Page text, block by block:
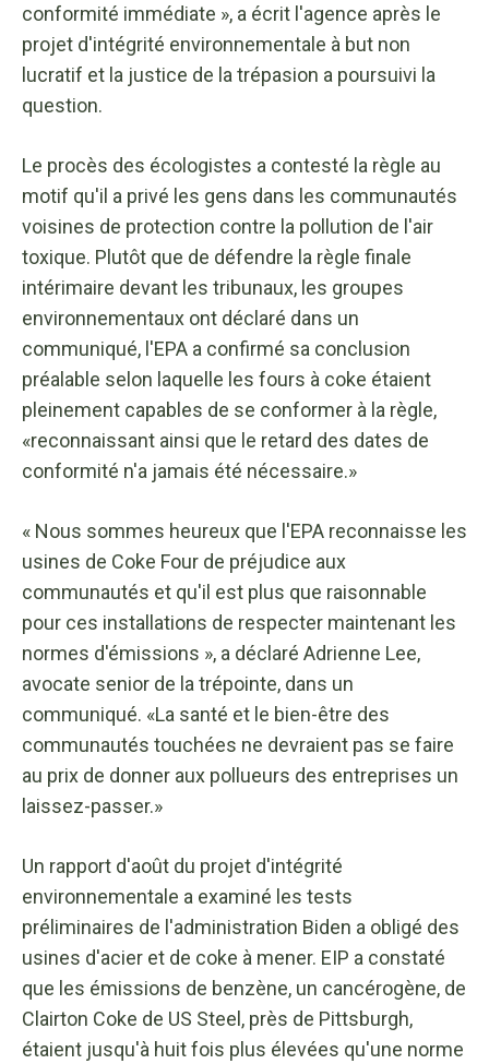
conformité immédiate », a écrit l'agence après le
projet d'intégrité environnementale à but non
lucratif et la justice de la trépasion a poursuivi la
question.
Le procès des écologistes a contesté la règle au
motif qu'il a privé les gens dans les communautés
voisines de protection contre la pollution de l'air
toxique. Plutôt que de défendre la règle finale
intérimaire devant les tribunaux, les groupes
environnementaux ont déclaré dans un
communiqué, l'EPA a confirmé sa conclusion
préalable selon laquelle les fours à coke étaient
pleinement capables de se conformer à la règle,
«reconnaissant ainsi que le retard des dates de
conformité n'a jamais été nécessaire.»
« Nous sommes heureux que l'EPA reconnaisse les
usines de Coke Four de préjudice aux
communautés et qu'il est plus que raisonnable
pour ces installations de respecter maintenant les
normes d'émissions », a déclaré Adrienne Lee,
avocate senior de la trépointe, dans un
communiqué. «La santé et le bien-être des
communautés touchées ne devraient pas se faire
au prix de donner aux pollueurs des entreprises un
laissez-passer.»
Un rapport d'août du projet d'intégrité
environnementale a examiné les tests
préliminaires de l'administration Biden a obligé des
usines d'acier et de coke à mener. EIP a constaté
que les émissions de benzène, un cancérogène, de
Clairton Coke de US Steel, près de Pittsburgh,
étaient jusqu'à huit fois plus élevées qu'une norme